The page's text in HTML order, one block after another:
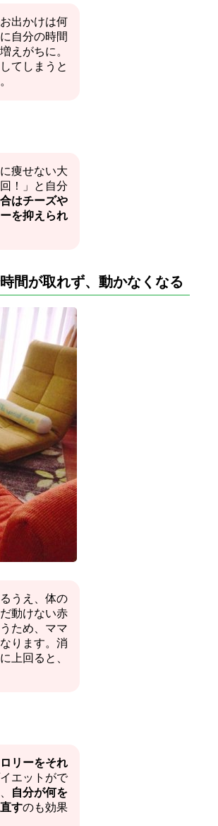
出かけは何
自分の時間
えがちに。
てしまうと
痩せない大
！」と自分
はチーズや
を抑えられ
間が取れず、動かなくなる
うえ、体の
動けない赤
ため、ママ
ります。消
上回ると、
リーをそれ
エットがで
自分が何を
すのも効果